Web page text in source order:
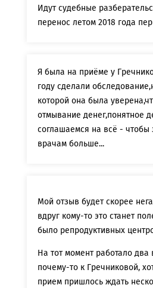
Идут судебные
перенос летом 2018 года
Я была на приёме у
году сделали
которой она была
отмывание денег,понятное
соглашаемся на всё - чтобы
врачам больше...
Мой отзыв будет скорее
вдруг кому-то это станет
было репродуктивных
На тот момент работало
почему-то к Гречниковой,
прием пришлось ждать